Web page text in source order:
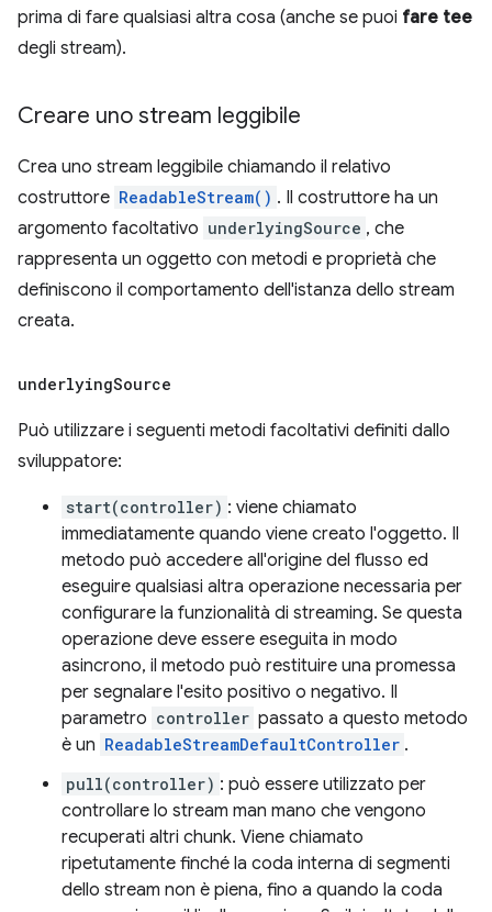
prima di fare qualsiasi altra cosa (anche se puoi fare tee
degli stream).
Creare uno stream leggibile
Crea uno stream leggibile chiamando il relativo
costruttore ReadableStream() . Il costruttore ha un
argomento facoltativo underlyingSource , che
rappresenta un oggetto con metodi e proprietà che
definiscono il comportamento dell'istanza dello stream
creata.
underlyingSource
Può utilizzare i seguenti metodi facoltativi definiti dallo
sviluppatore:
start(controller) : viene chiamato
immediatamente quando viene creato l'oggetto. Il
metodo può accedere all'origine del flusso ed
eseguire qualsiasi altra operazione necessaria per
configurare la funzionalità di streaming. Se questa
operazione deve essere eseguita in modo
asincrono, il metodo può restituire una promessa
per segnalare l'esito positivo o negativo. Il
parametro controller passato a questo metodo
è un ReadableStreamDefaultController .
pull(controller) : può essere utilizzato per
controllare lo stream man mano che vengono
recuperati altri chunk. Viene chiamato
ripetutamente finché la coda interna di segmenti
dello stream non è piena, fino a quando la coda